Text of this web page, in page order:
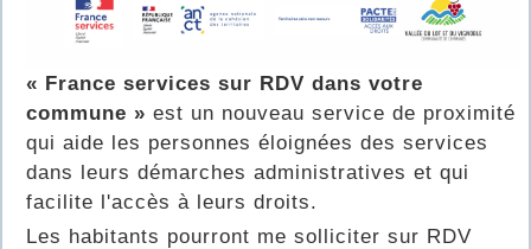
« France services sur RDV dans votre
commune » est un nouveau service de proximité
qui aide les personnes éloignées des services
dans leurs démarches administratives et qui
facilite l'accès à leurs droits.
Les habitants pourront me solliciter sur RDV